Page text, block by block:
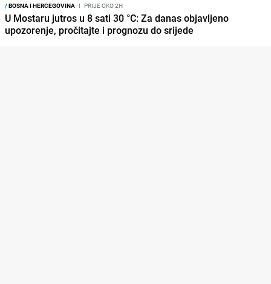
/BOSNA I HERCEGOVINA I PRIJE OKO 2H
U Mostaru jutros u 8 sati 30 °C: Za danas objavljeno
upozorenje, pročitajte i prognozu do srijede